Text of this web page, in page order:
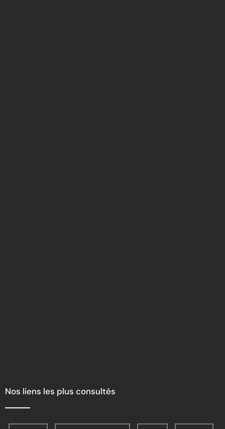
Nos liens les plus consultés